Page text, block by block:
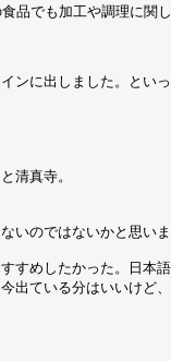
品でも加工や調理に関
ンに出しました。とい
清真寺。
のではないかと思い
すめしたかった。日本
出ている分はいいけど